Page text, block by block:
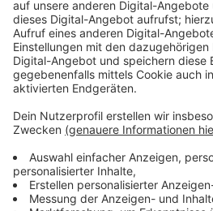
Anzeige
Fast alle Tagesgäste am
Nordrhein-Westfalen. Nur drei
Prozent der Tagesreisen im
kommen die meisten Besucher
Niederrhein Tourismus will
Lockerung der